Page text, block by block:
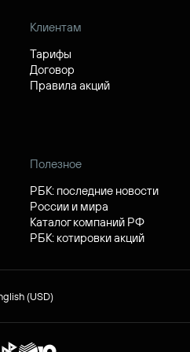
Клиентам
Тарифы
Договор
Правила акций
Полезное
РБК: последние новости
России и мира
Каталог компаний РФ
РБК: котировки акций
(USD)